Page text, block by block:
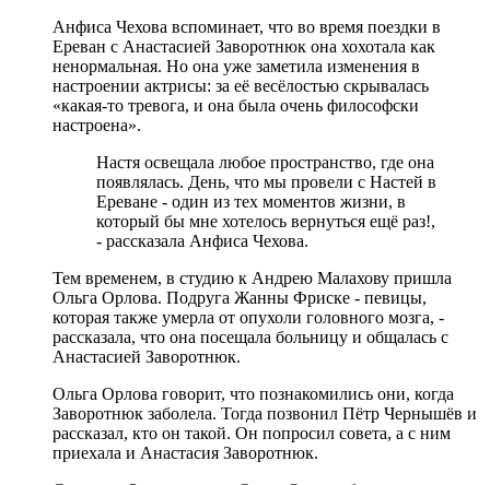
Анфиса Чехова вспоминает, что во время поездки в
Ереван с Анастасией Заворотнюк она хохотала как
ненормальная. Но она уже заметила изменения в
настроении актрисы: за её весёлостью скрывалась
«какая-то тревога, и она была очень философски
настроена».
Настя освещала любое пространство, где она
появлялась. День, что мы провели с Настей в
Ереване - один из тех моментов жизни, в
который бы мне хотелось вернуться ещё раз!,
- рассказала Анфиса Чехова.
Тем временем, в студию к Андрею Малахову пришла
Ольга Орлова. Подруга Жанны Фриске - певицы,
которая также умерла от опухоли головного мозга, -
рассказала, что она посещала больницу и общалась с
Анастасией Заворотнюк.
Ольга Орлова говорит, что познакомились они, когда
Заворотнюк заболела. Тогда позвонил Пётр Чернышёв и
рассказал, кто он такой. Он попросил совета, а с ним
приехала и Анастасия Заворотнюк.